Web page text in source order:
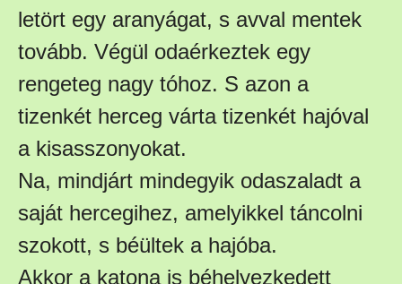
letört egy aranyágat, s avval mentek
tovább. Végül odaérkeztek egy
rengeteg nagy tóhoz. S azon a
tizenkét herceg várta tizenkét hajóval
a kisasszonyokat.
Na, mindjárt mindegyik odaszaladt a
saját hercegihez, amelyikkel táncolni
szokott, s béültek a hajóba.
Akkor a katona is béhelyezkedett